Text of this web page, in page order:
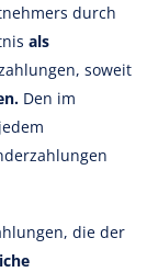
durch
als
soweit
Den im
die der